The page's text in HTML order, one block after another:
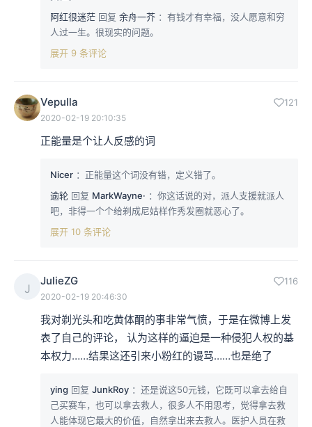
阿红很迷茫 回复 余舟一芥 ：有钱才有幸福，没人愿意和穷
人过一生。很现实的问题。
展开 9 条评论
Vepulla 121
2020-02-19 20:10:35
正能量是个让人反感的词
Nicer ：正能量这个词没有错，定义错了。
逾轮 回复 MarkWayne· ：你这话说的对，派人支援就派人
吧，非得一个个给剃成尼姑样作秀发圈就恶心了。
展开 10 条评论
J
JulieZG 116
2020-02-19 20:46:30
我对剃光头和吃黄体酮的事非常气愤，于是在微博上发
表了自己的评论， 认为这样的逼迫是一种侵犯人权的基
本权力……结果这还引来小粉红的谩骂……也是绝了
ying 回复 JunkRoy ：还是说这50元钱，它既可以拿去给自
己买赛车，也可以拿去救人，很多人不用思考，觉得拿去救
人能体现它最大的价值，自然拿出来去救人。医护人员在救